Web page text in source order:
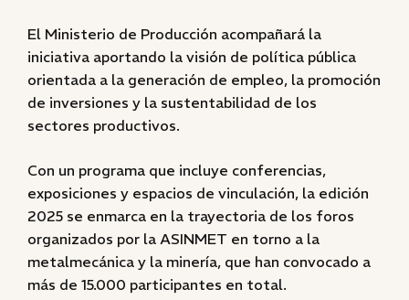
El Ministerio de Producción acompañará la
iniciativa aportando la visión de política pública
orientada a la generación de empleo, la promoción
de inversiones y la sustentabilidad de los
sectores productivos.
Con un programa que incluye conferencias,
exposiciones y espacios de vinculación, la edición
2025 se enmarca en la trayectoria de los foros
organizados por la ASINMET en torno a la
metalmecánica y la minería, que han convocado a
más de 15.000 participantes en total.